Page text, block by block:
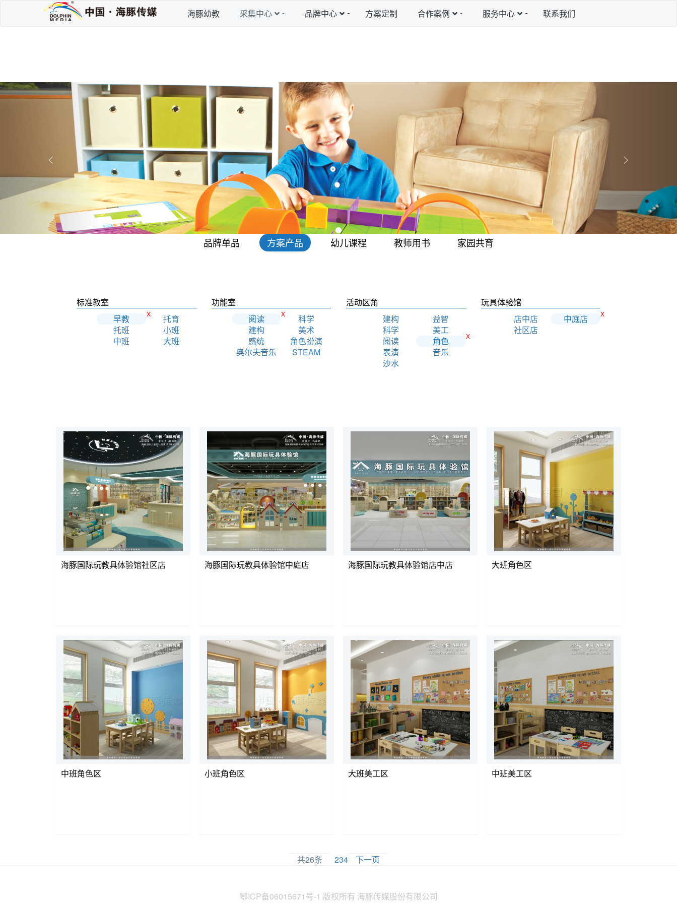
海豚幼教 采集中心 品牌中心 方案定制 合作案例 服务中心 联系我们
<
P
r
o
s
>
品牌单品 方案产品 幼儿课程 教师用书 家园共育
标准教室
早教
X
托育
托班
小班
中班
大班
功能室
阅读
X
科学
建构
美术
感统
角色扮演
奥尔夫音乐
STEAM
活动区角
建构
益智
科学
美工
阅读
角色 X
表演
音乐
沙水
玩具体验馆
店中店
中庭店 X
社区店
海豚国际玩教具体验馆社区店 海豚国际玩教具体验馆中庭店 海豚国际玩教具体验馆店中店 大班角色区
中班角色区 小班角色区 大班美工区 中班美工区
共26条 234 下一页
鄂ICP备06015671号-1 版权所有 海豚传媒股份有限公司